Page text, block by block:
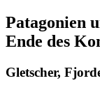
Patagonien
Ende des
Gletscher,